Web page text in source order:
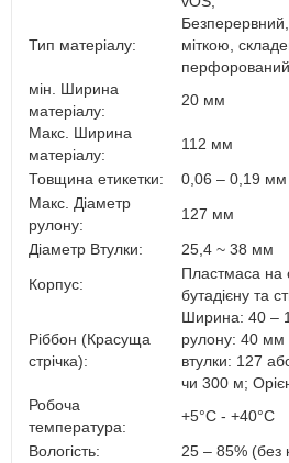
Тип матеріалу:
міткою,
перфорований
мін. Ширина
матеріалу:
20 мм
Макс. Ширина
матеріалу:
112 мм
Товщина етикетки:
0,06 – 0,19 мм
Макс. Діаметр
рулону:
127 мм
Діаметр Втулки:
25,4 ~ 38 мм
Корпус:
Пластмаса на
бутадієну та
Ріббон (Красуща
стрічка):
Ширина: 40 –
рулону: 40 мм
втулки: 127
чи 300 м;
Робоча
температура:
+5°C - +40°C
Вологість:
25 – 85% (без